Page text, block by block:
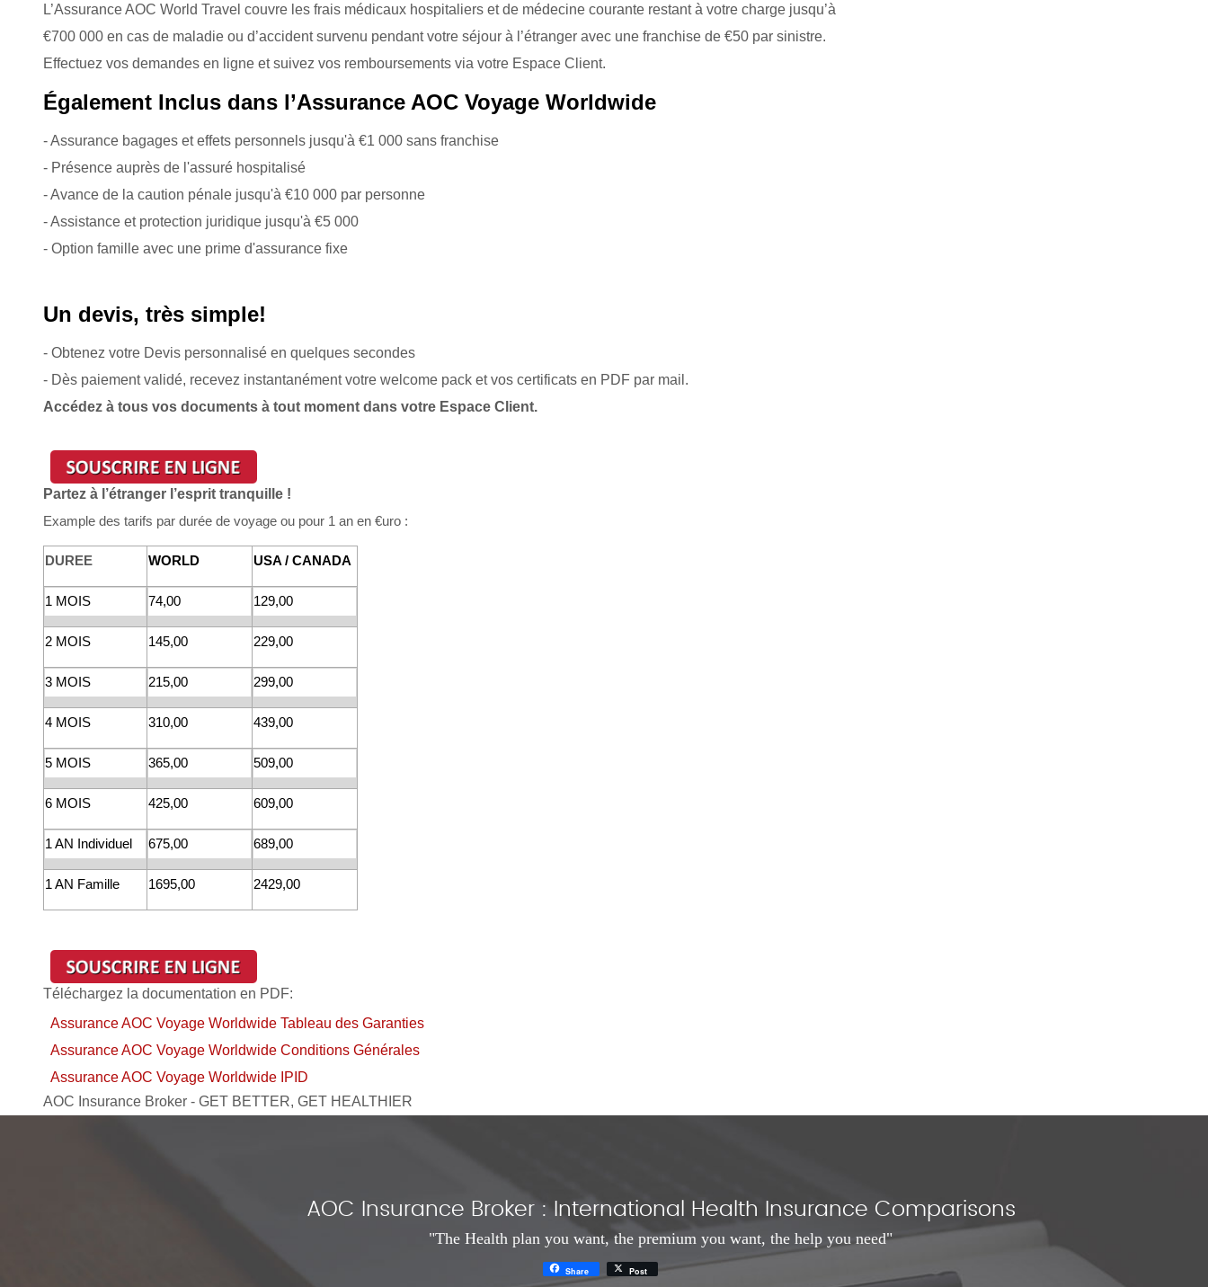
L’Assurance AOC World Travel couvre les frais médicaux hospitaliers et de médecine courante restant à votre charge jusqu’à
€700 000 en cas de maladie ou d’accident survenu pendant votre séjour à l’étranger avec une franchise de €50 par sinistre.
Effectuez vos demandes en ligne et suivez vos remboursements via votre Espace Client.
Également Inclus dans l’Assurance AOC Voyage Worldwide
- Assurance bagages et effets personnels jusqu'à €1 000 sans franchise
- Présence auprès de l'assuré hospitalisé
- Avance de la caution pénale jusqu'à €10 000 par personne
- Assistance et protection juridique jusqu'à €5 000
- Option famille avec une prime d'assurance fixe
Un devis, très simple!
- Obtenez votre Devis personnalisé en quelques secondes
- Dès paiement validé, recevez instantanément votre welcome pack et vos certificats en PDF par mail.
Accédez à tous vos documents à tout moment dans votre Espace Client.
Partez à l’étranger l’esprit tranquille !
Example des tarifs par durée de voyage ou pour 1 an en €uro :
DUREE WORLD USA / CANADA
1 MOIS 74,00 129,00
2 MOIS 145,00 229,00
3 MOIS 215,00 299,00
4 MOIS 310,00 439,00
5 MOIS 365,00 509,00
6 MOIS 425,00 609,00
1 AN Individuel 675,00 689,00
1 AN Famille 1695,00 2429,00
Téléchargez la documentation en PDF:
Assurance AOC Voyage Worldwide Tableau des Garanties
Assurance AOC Voyage Worldwide Conditions Générales
Assurance AOC Voyage Worldwide IPID
AOC Insurance Broker - GET BETTER, GET HEALTHIER
AOC Insurance Broker : International Health Insurance Comparisons
"The Health plan you want, the premium you want, the help you need"
Share Post